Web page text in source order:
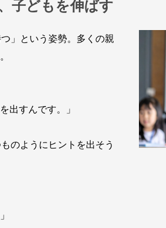
子どもを伸ばす
」という姿勢。多くの親
出すんです。」
のようにヒントを出そう